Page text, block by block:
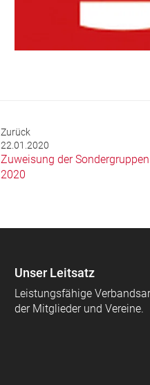
Zurück
22.01.2020
Zuweisung der
2020
Unser Leitsatz
Leistungsfähige
der Mitglieder und Vereine.